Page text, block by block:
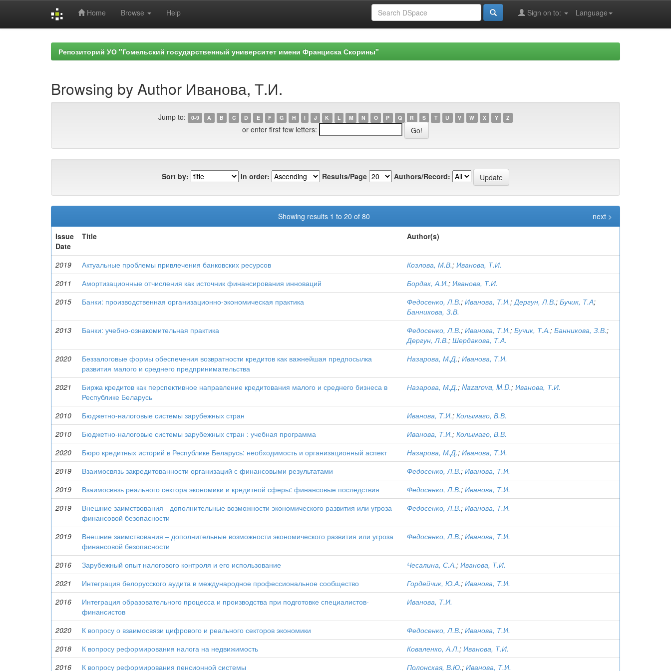
Home Browse Help Language
Sign on to:
Репозиторий УО "Гомельский государственный университет имени Франциска Скорины"
Browsing by Author Иванова, Т.И.
Jump to: 0-9 A B C D E F G H I J K L M N O P Q R S T U V W X Y Z
or enter first few letters:
Sort by: In order: Results/Page Authors/Record:
Showing results 1 to 20 of 80
next >
Issue
Date
Title Author(s)
2019 Актуальные проблемы привлечения банковских ресурсов Козлова, М.В.; Иванова, Т.И.
2011
Амортизационные отчисления как источник финансирования инноваций Бордак, А.И.; Иванова, Т.И.
2015
Банки: производственная организационно-экономическая практика Федосенко, Л.В.; Иванова, Т.И.;Дергун, Л.В.; Бучик, Т.А;
Банникова, З.В.
2013
Банки: учебно-ознакомительная практика Федосенко, Л.В.; Иванова, Т.И.; Бучик, Т.А.; Банникова, З.В.;
Дергун, Л.В.; Шердакова, Т.А.
2020
Беззалоговые формы обеспечения возвратности кредитов как важнейшая предпосылка
развития малого и среднего предпринимательства
Назарова, М.Д.; Иванова, Т.И.
2021
Биржа кредитов как перспективное направление кредитования малого и среднего бизнеса в
Республике Беларусь
Назарова, М.Д.; Nazarova, M.D.; Иванова, Т.И.
2010 Бюджетно-налоговые системы зарубежных стран Иванова, Т.И.; Колымаго, В.В.
2010
Бюджетно-налоговые системы зарубежных стран : учебная программа Иванова, Т.И.; Колымаго, В.В.
2020
Бюро кредитных историй в Республике Беларусь: необходимость и организационный аспект Назарова, М.Д.; Иванова, Т.И.
2019
Взаимосвязь закредитованности организаций с финансовыми результатами Федосенко, Л.В.; Иванова, Т.И.
2019
Взаимосвязь реального сектора экономики и кредитной сферы: финансовые последствия Федосенко, Л.В.; Иванова, Т.И.
2019
Внешние заимствования - дополнительные возможности экономического развития или угроза
финансовой безопасности
Федосенко, Л.В.; Иванова, Т.И.
2019
Внешние заимствования – дополнительные возможности экономического развития или угроза
финансовой безопасности
Федосенко, Л.В.; Иванова, Т.И.
2016 Зарубежный опыт налогового контроля и его использование Чесалина, С.А.; Иванова, Т.И.
2021
Интеграция белорусского аудита в международное профессиональное сообщество Гордейчик, Ю.А.; Иванова, Т.И.
2016
Интеграция образовательного процесса и производства при подготовке специалистов-
финансистов
Иванова, Т.И.
2020 К вопросу о взаимосвязи цифрового и реального секторов экономики Федосенко, Л.В.; Иванова, Т.И.
2018
К вопросу реформирования налога на недвижимость Коваленко, А.Л.; Иванова, Т.И.
2016
К вопросу реформирования пенсионной системы Полонская, В.Ю.; Иванова, Т.И.